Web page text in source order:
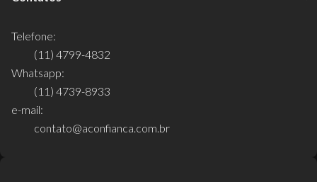
Telefone:
(11) 4799-4832
Whatsapp:
(11) 4739-8933
e-mail:
contato@aconfianca.com.br